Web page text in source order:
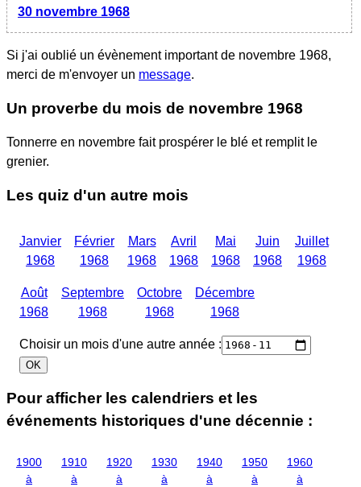
30 novembre 1968
Si j'ai oublié un évènement importantde novembre 1968,
merci de m'envoyer un message.
Un proverbe du mois de novembre 1968
Tonnerre en novembre fait prospérer le blé et remplit le
grenier.
Les quiz d'un autre mois
Janvier
1968
Février
1968
Mars
1968
Avril
1968
Mai
1968
Juin
1968
Juillet
1968
Août
1968
Septembre
1968
Octobre
1968
Décembre
1968
Choisir un mois d'une autre année :
Pour afficher les calendriers et les
événements historiques d'une décennie :
1900
à
1910
à
1920
à
1930
à
1940
à
1950
à
1960
à